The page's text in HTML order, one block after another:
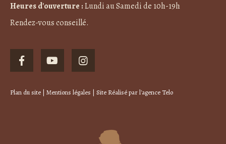
Heures d'ouverture :Lundi au Samedi de 10h-19h
Rendez-vous conseillé.
Plan du site | Mentions légales | Site Réalisé parl'agence Telo